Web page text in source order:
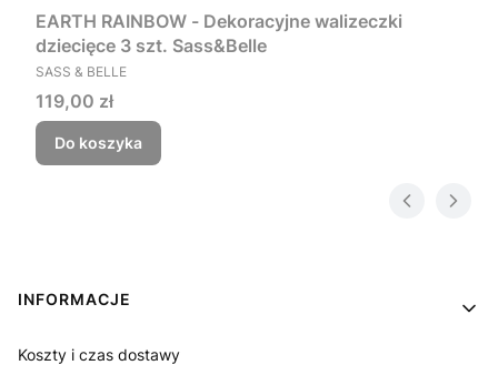
EARTH RAINBOW - Dekoracyjne walizeczki
dziecięce 3 szt. Sass&Belle
PRODUCENT
SASS & BELLE
Cena
119,00 zł
Do koszyka
Linki w stopce
INFORMACJE
Koszty i czas dostawy